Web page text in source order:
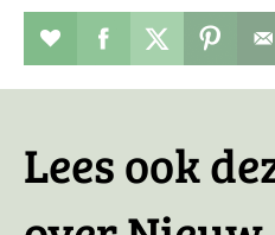
Restaurant toevoegen aan
Deel dit op facebook
Deel dit op
Lees ook